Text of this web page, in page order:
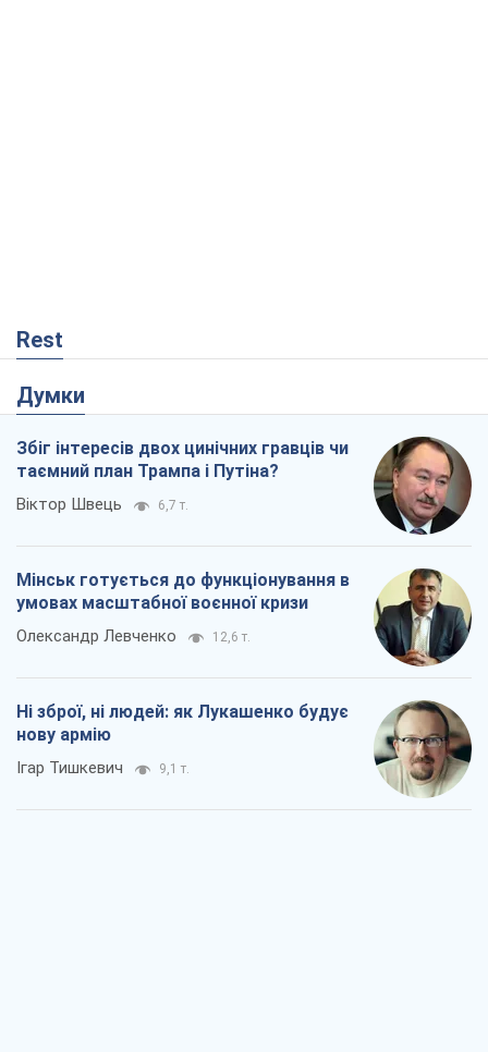
Rest
Думки
Збіг інтересів двох цинічних гравців чи
таємний план Трампа і Путіна?
Віктор Швець 6,7 т.
Мінськ готується до функціонування в
умовах масштабної воєнної кризи
Олександр Левченко 12,6 т.
Ні зброї, ні людей: як Лукашенко будує
нову армію
Ігар Тишкевич 9,1 т.